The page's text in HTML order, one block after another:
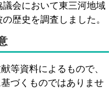
会において東三河地域
歴史を調査しました。
等資料によるもので、
づくものではありませ